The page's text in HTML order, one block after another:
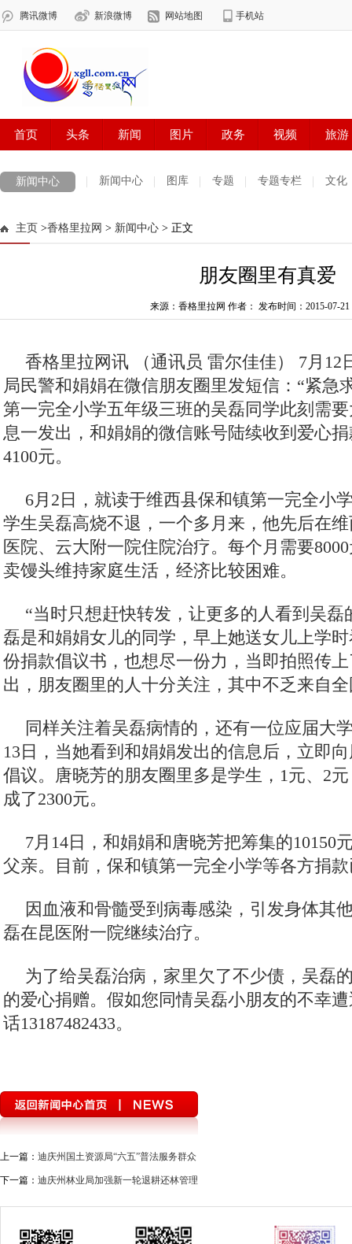
新闻中心 新闻中心 图库 专题 专题专栏 文化
法治迪庆
主页 >香格里拉网 > 新闻中心 > 正文
朋友圈里有真爱
来源：香格里拉网 作者： 发布时间：2015-07-21
香格里拉网讯 （通讯员 雷尔佳佳）
7月12
局民警和娟娟在微信朋友圈里发短信：“紧急
第一完全小学五年级三班的吴磊同学此刻需
息一发出，和娟娟的微信账号陆续收到爱心
4100元。
6月2日，就读于维西县保和镇第一完全小
学生吴磊高烧不退，一个多月来，他先后在
医院、云大附一院住院治疗。每个月需要
卖馒头维持家庭生活，经济比较困难。
“当时只想赶快转发，让更多的人看到吴磊
磊是和娟娟女儿的同学，早上她送女儿上学
份捐款倡议书，也想尽一份力，当即拍照传
出，朋友圈里的人十分关注，其中不乏来自
同样关注着吴磊病情的，还有一位应届大
13日，当她看到和娟娟发出的信息后，立即
倡议。唐晓芳的朋友圈里多是学生，1元、2
成了2300元。
7月14日，和娟娟和唐晓芳把筹集的10150
父亲。目前，保和镇第一完全小学等各方捐
因血液和骨髓受到病毒感染，引发身体其
磊在昆医附一院继续治疗。
为了给吴磊治病，家里欠了不少债，吴磊
的爱心捐赠。假如您同情吴磊小朋友的不幸
话13187482433。
上一篇： 迪庆州国土资源局“六五”普法服务群众
下一篇： 迪庆州林业局加强新一轮退耕还林管理